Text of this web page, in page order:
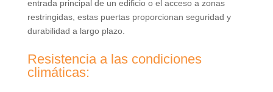
entrada principal de un edificio o el acceso a zonas
restringidas, estas puertas proporcionan seguridad y
durabilidad a largo plazo.
Resistencia a las condiciones
climáticas: